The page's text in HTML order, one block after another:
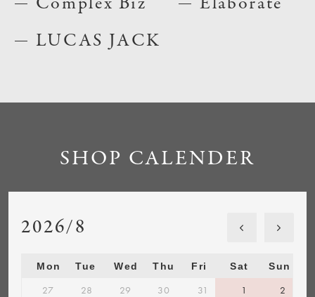
LUCAS JACK
SHOP CALENDER
2026/8
Mon Tue Wed Thu Fri Sat Sun
27 28 29 30 31 1 2